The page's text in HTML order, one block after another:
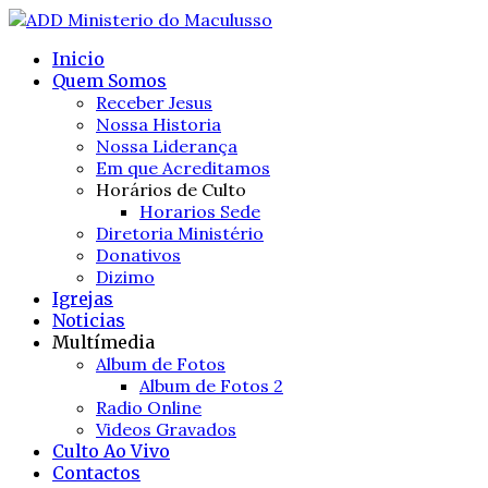
Inicio
Quem Somos
Receber Jesus
Nossa Historia
Nossa Liderança
Em que Acreditamos
Horários de Culto
Horarios Sede
Diretoria Ministério
Donativos
Dizimo
Igrejas
Noticias
Multímedia
Album de Fotos
Album de Fotos 2
Radio Online
Videos Gravados
Culto Ao Vivo
Contactos